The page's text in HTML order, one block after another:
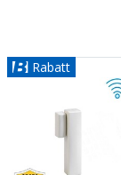
Rabatt